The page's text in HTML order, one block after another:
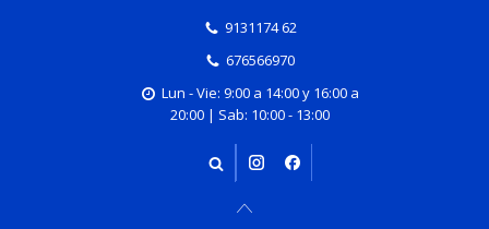
9131174 62
676566970
Lun - Vie: 9:00 a 14:00 y 16:00 a
20:00 | Sab: 10:00 - 13:00